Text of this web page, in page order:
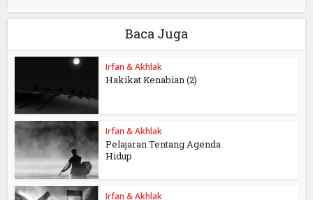
Baca Juga
Irfan & Akhlak
Hakikat Kenabian (2)
Irfan & Akhlak
Pelajaran Tentang Agenda
Hidup
Irfan & Akhlak